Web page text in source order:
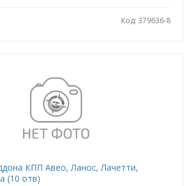
Код: 379636-8
КПП Авео, Ланос, Лачетти,
(10 отв)